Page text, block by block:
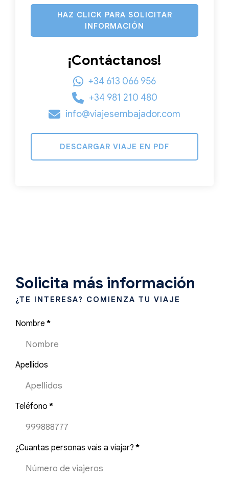
HAZ CLICK PARA SOLICITAR
INFORMACIÓN
¡Contáctanos!
+34 613 066 956
+34 981 210 480
info@viajesembajador.com
DESCARGAR VIAJE EN PDF
Solicita más información
¿TE INTERESA? COMIENZA TU VIAJE
Nombre *
Apellidos
Teléfono *
¿Cuantas personas vais a viajar? *